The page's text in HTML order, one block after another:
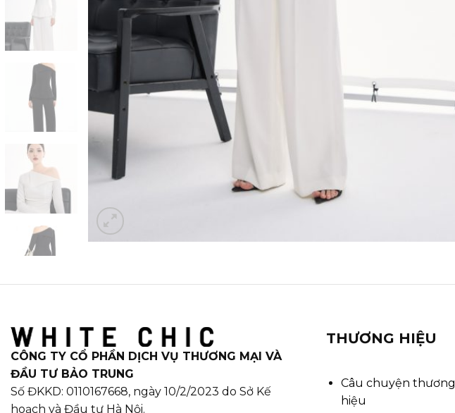
CÔNG TY CỔ PHẦN DỊCH VỤ THƯƠNG MẠI VÀ
ĐẦU TƯ BẢO TRUNG
Số ĐKKD: 0110167668, ngày 10/2/2023 do Sở Kế
hoạch và Đầu tư Hà Nội.
THƯƠNG HIỆU
Câu chuyện thương
hiệu